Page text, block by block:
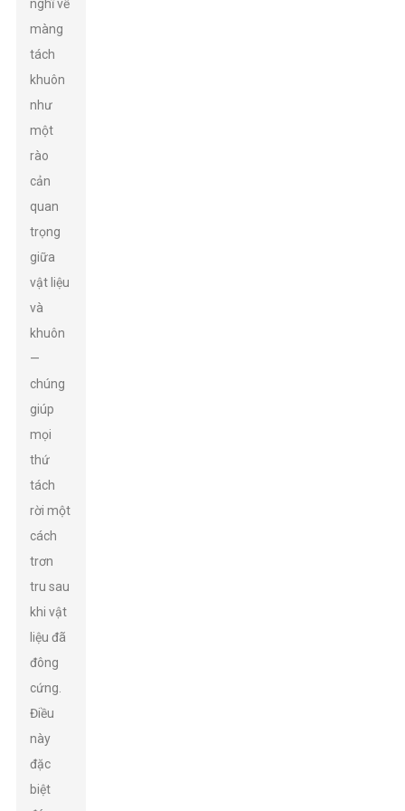
nghĩ về
màng
tách
khuôn
như
một
rào
cản
quan
trọng
giữa
vật liệu
và
khuôn
—
chúng
giúp
mọi
thứ
tách
rời một
cách
trơn
tru sau
khi vật
liệu đã
đông
cứng.
Điều
này
đặc
biệt